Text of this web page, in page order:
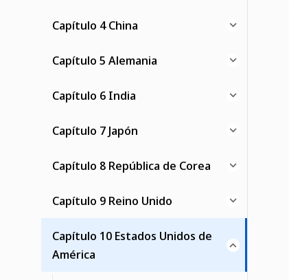
Capítulo 4 China
Capítulo 5 Alemania
Capítulo 6 India
Capítulo 7 Japón
Capítulo 8 República de Corea
Capítulo 9 Reino Unido
Capítulo 10 Estados Unidos de
América